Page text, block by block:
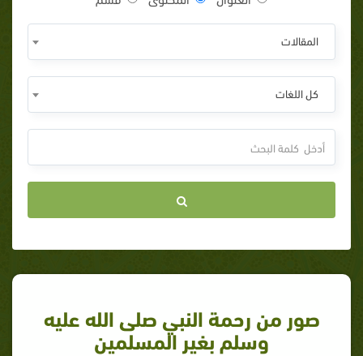
المقالات
كل اللغات
صور من رحمة النبي صلى الله عليه
وسلم بغير المسلمين